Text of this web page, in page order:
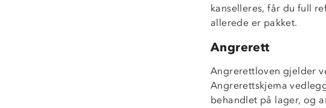
kanselleres, får du full
allerede er pakket.
Angrerett
Angrerettloven gjelder
Angrerettskjema
behandlet på lager, og